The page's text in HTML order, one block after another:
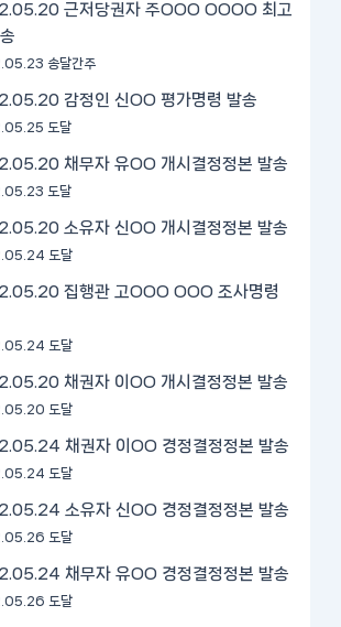
근저당권자 주OOO OOOO 최고
송달간주
감정인 신OO 평가명령 발송
도달
채무자 유OO 개시결정정본 발송
도달
소유자 신OO 개시결정정본 발송
도달
집행관 고OOO OOO 조사명령
도달
채권자 이OO 개시결정정본 발송
도달
채권자 이OO 경정결정정본 발송
도달
소유자 신OO 경정결정정본 발송
도달
채무자 유OO 경정결정정본 발송
도달